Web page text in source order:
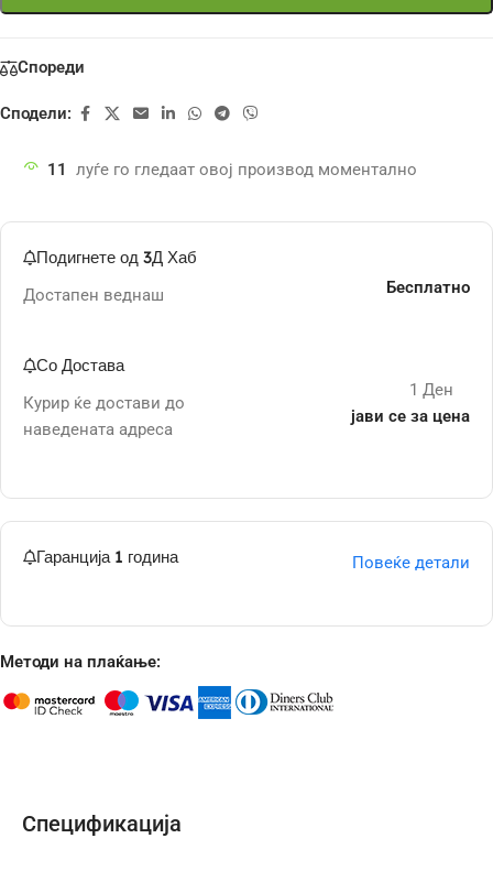
Спореди
Сподели:
11 луѓе го гледаат овој производ моментално
Подигнете од 3Д Хаб
Достапен веднаш Бесплатно
Со Достава
Курир ќе достави до
наведената адреса
1 Ден
јави се за цена
Гаранција 1 година Повеќе детали
Методи на плаќање:
Спецификација